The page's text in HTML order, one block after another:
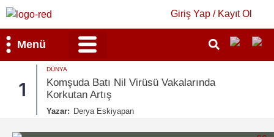
Giriş Yap / Kayıt Ol
Menü
1
DÜNYA
Komşuda Batı Nil Virüsü Vakalarında
Korkutan Artış
Yazar: Derya Eskiyapan